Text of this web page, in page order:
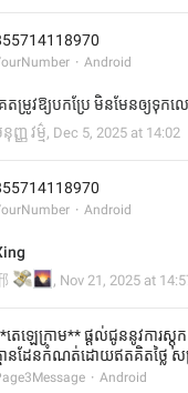
Android
តម្រូវឱ្យបកប្រែ មិនមែនឲ្យទុក
ញ្ញ វម្ម៌, Dec 5, 2025 at 14:02
Android
, Nov 21, 2025 at
តេឡេក្រាម** ផ្ដល់ជូននូវការស្តុ
មានដែនកំណត់ដោយឥតគិតថ្លៃ ស
Android